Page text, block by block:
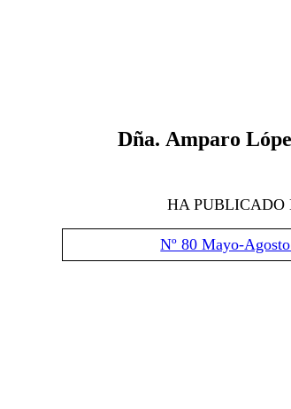
Dña. Amparo
HA PUBLICADO
Nº 80 Mayo-